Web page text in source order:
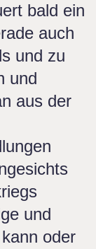
bald ein
auch
und zu
und
aus der
und
oder